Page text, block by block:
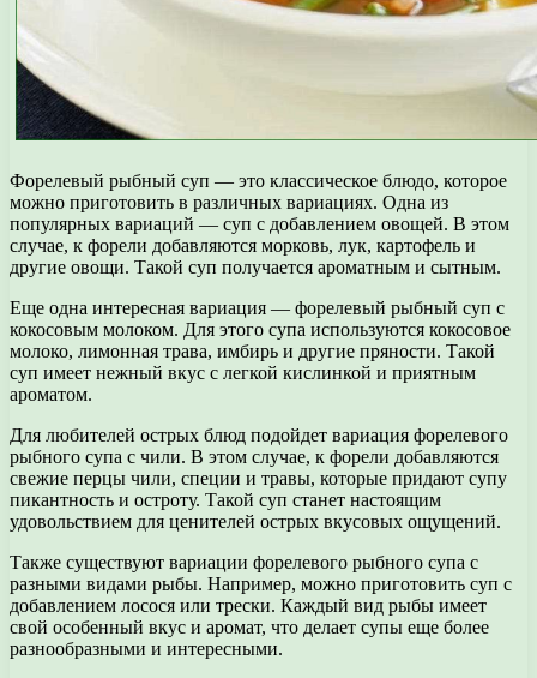
Форелевый рыбный суп — это классическое блюдо, которое
можно приготовить в различных вариациях. Одна из
популярных вариаций — суп с добавлением овощей. В этом
случае, к форели добавляются морковь, лук, картофель и
другие овощи. Такой суп получается ароматным и сытным.
Еще одна интересная вариация — форелевый рыбный суп с
кокосовым молоком. Для этого супа используются кокосовое
молоко, лимонная трава, имбирь и другие пряности. Такой
суп имеет нежный вкус с легкой кислинкой и приятным
ароматом.
Для любителей острых блюд подойдет вариация форелевого
рыбного супа с чили. В этом случае, к форели добавляются
свежие перцы чили, специи и травы, которые придают супу
пикантность и остроту. Такой суп станет настоящим
удовольствием для ценителей острых вкусовых ощущений.
Также существуют вариации форелевого рыбного супа с
разными видами рыбы. Например, можно приготовить суп с
добавлением лосося или трески. Каждый вид рыбы имеет
свой особенный вкус и аромат, что делает супы еще более
разнообразными и интересными.